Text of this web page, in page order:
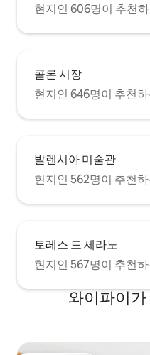
현지인 606명이 추천
콜론 시장
현지인 646명이 추천
발렌시아 미술관
현지인 562명이 추천
토레스 드 세라노
현지인 567명이 추천
와이파이